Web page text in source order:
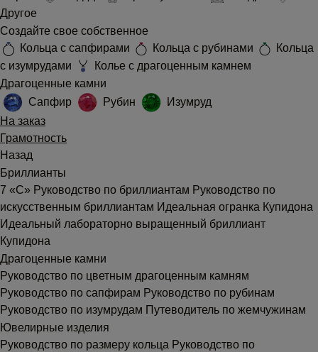
Другое
Создайте свое собственное
Кольца с сапфирами
Кольца с рубинами
Кольца
с изумрудами
Колье с драгоценным камнем
Драгоценные камни
Сапфир
Рубин
Изумруд
На заказ
Грамотность
Назад
Бриллианты
7 «С» Руководство по бриллиантам Руководство по
искусственным бриллиантам Идеальная огранка Купидона
Идеальный лабораторно выращенный бриллиант
Купидона
Драгоценные камни
Руководство по цветным драгоценным камням
Руководство по сапфирам Руководство по рубинам
Руководство по изумрудам Путеводитель по жемчужинам
Ювелирные изделия
Руководство по размеру кольца Руководство по